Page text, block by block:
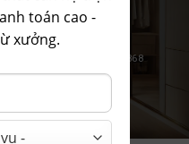
Tín Phát
ADMIN-NOITHAT68686868
toán cao -
xưởng.